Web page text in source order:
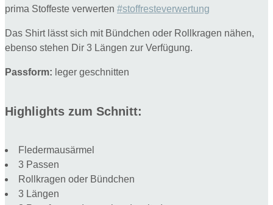
prima Stoffeste verwerten #stoffresteverwertung
Das Shirt lässt sich mit Bündchen oder Rollkragen nähen,
ebenso stehen Dir 3 Längen zur Verfügung.
Passform: leger geschnitten
Highlights zum Schnitt:
Fledermausärmel
3 Passen
Rollkragen oder Bündchen
3 Längen